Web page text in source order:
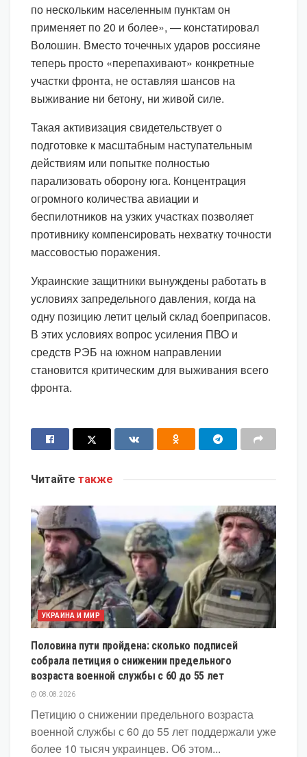
по нескольким населенным пунктам он
применяет по 20 и более», — констатировал
Волошин. Вместо точечных ударов россияне
теперь просто «перепахивают» конкретные
участки фронта, не оставляя шансов на
выживание ни бетону, ни живой силе.
Такая активизация свидетельствует о
подготовке к масштабным наступательным
действиям или попытке полностью
парализовать оборону юга. Концентрация
огромного количества авиации и
беспилотников на узких участках позволяет
противнику компенсировать нехватку точности
массовостью поражения.
Украинские защитники вынуждены работать в
условиях запредельного давления, когда на
одну позицию летит целый склад боеприпасов.
В этих условиях вопрос усиления ПВО и
средств РЭБ на южном направлении
становится критическим для выживания всего
фронта.
Читайте также
УКРАИНА И МИР
Половина пути пройдена: сколько подписей
собрала петиция о снижении предельного
возраста военной службы с 60 до 55 лет
08.08.2026
Петицию о снижении предельного возраста
военной службы с 60 до 55 лет поддержали уже
более 10 тысяч украинцев. Об этом...